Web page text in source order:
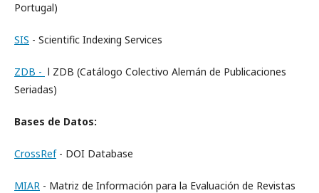
Portugal)
SIS - Scientific Indexing Services
ZDB - l ZDB (Catálogo Colectivo Alemán de Publicaciones
Seriadas)
Bases de Datos:
CrossRef- DOI Database
MIAR - Matriz de Información para la Evaluación de Revistas